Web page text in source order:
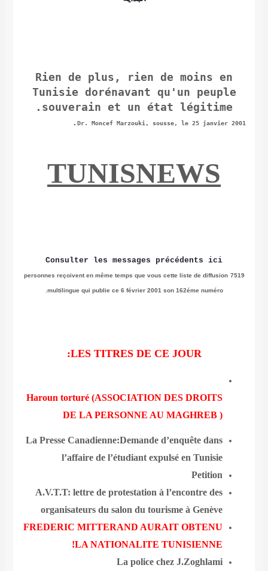
Rien de plus, rien de moins en
Tunisie dorénavant qu'un peuple
souverain et un état légitime
.
Dr. Moncef Marzouki, sousse, le 25 janvier 2001
.
TUNISNEWS
Consulter les messages précédents ici
7519
personnes reçoivent en même temps que vous cette liste de diffusion
multilingue qui publie ce 6 février 2001 son 162éme numéro.
LES TITRES DE CE JOUR:
Haroun torturé (ASSOCIATION DES DROITS
DE LA PERSONNE AU MAGHREB )
La Presse Canadienne:Demande d’enquête dans
l’affaire de l’étudiant expulsé en Tunisie
Petition
A.V.T.T: lettre de protestation à l’encontre des
organisateurs du salon du tourisme à Genève
FREDERIC MITTERAND AURAIT OBTENU
LA NATIONALITE TUNISIENNE!
La police chez J.Zoghlami